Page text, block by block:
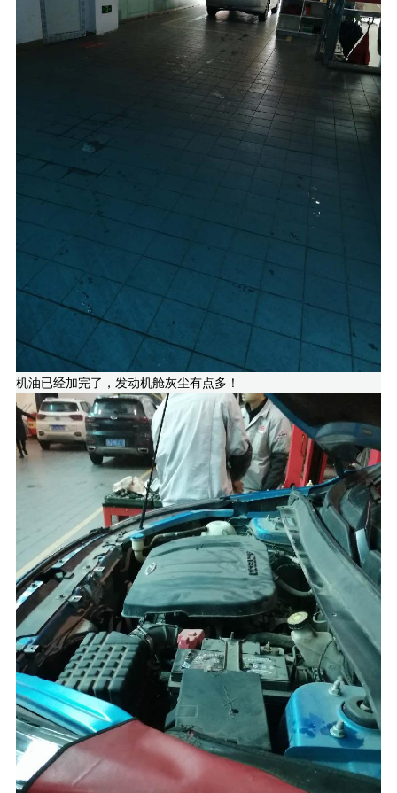
机油已经加完了，发动机舱灰尘有点多！